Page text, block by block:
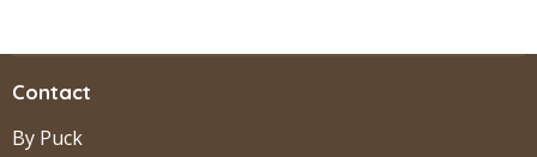
Contact
By Puck